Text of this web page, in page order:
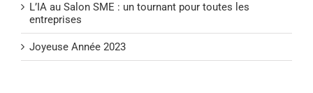
L’IA au Salon SME : un tournant pour toutes les
entreprises
Joyeuse Année 2023